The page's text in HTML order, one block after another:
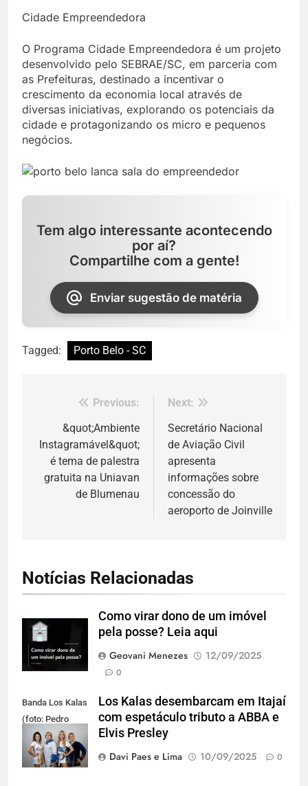
Cidade Empreendedora
O Programa Cidade Empreendedora é um projeto
desenvolvido pelo SEBRAE/SC, em parceria com
as Prefeituras, destinado a incentivar o
crescimento da economia local através de
diversas iniciativas, explorando os potenciais da
cidade e protagonizando os micro e pequenos
negócios.
Tem algo interessante acontecendo
por aí?
Compartilhe com a gente!
Enviar sugestão de matéria
Tagged: Porto Belo - SC
Navegação
Post
Previous:
&quot;Ambiente
Instagramável&quot;
é tema de palestra
gratuita na Uniavan
de Blumenau
Next:
Secretário Nacional
de Aviação Civil
apresenta
informações sobre
concessão do
aeroporto de Joinville
Notícias Relacionadas
Como virar dono de um imóvel
pela posse? Leia aqui
Geovani Menezes
12/09/2025
0
Banda Los Kalas
(foto: Pedro
Oliveira)
Los Kalas desembarcam em Itajaí
com espetáculo tributo a ABBA e
Elvis Presley
Davi Paes e Lima
10/09/2025 0